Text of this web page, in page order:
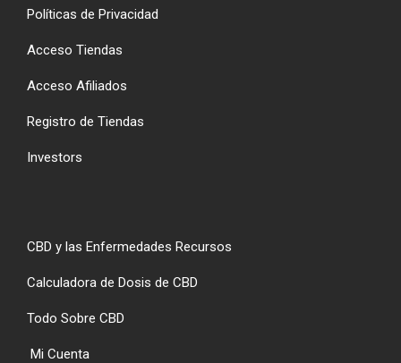
Políticas de Privacidad
Acceso Tiendas
Acceso Afiliados
Registro de Tiendas
Investors
CBD y las Enfermedades Recursos
Calculadora de Dosis de CBD
Todo Sobre CBD
Mi Cuenta